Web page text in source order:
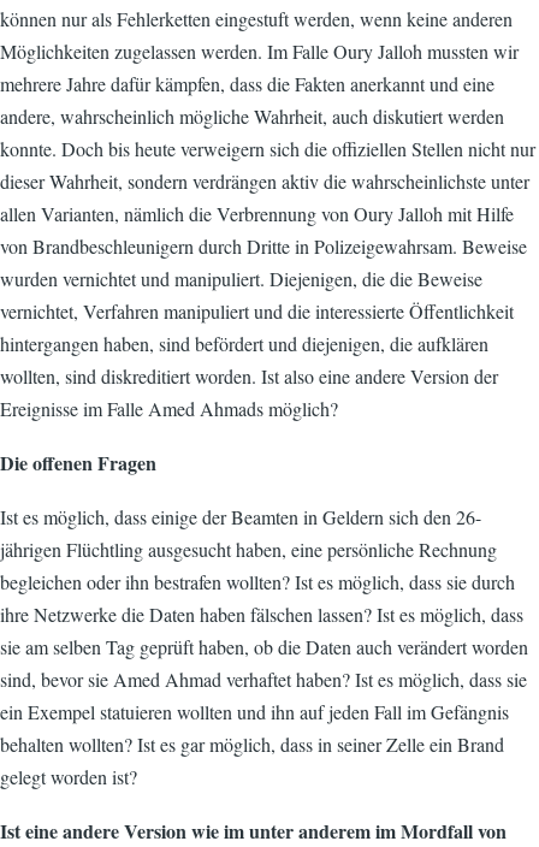
können nur als Fehlerketten eingestuft werden, wenn keine anderen
Möglichkeiten zugelassen werden. Im Falle Oury Jalloh mussten wir
mehrere Jahre dafür kämpfen, dass die Fakten anerkannt und eine
andere, wahrscheinlich mögliche Wahrheit, auch diskutiert werden
konnte. Doch bis heute verweigern sich die offiziellen Stellen nicht nur
dieser Wahrheit, sondern verdrängen aktiv die wahrscheinlichste unter
allen Varianten, nämlich die Verbrennung von Oury Jalloh mit Hilfe
von Brandbeschleunigern durch Dritte in Polizeigewahrsam. Beweise
wurden vernichtet und manipuliert. Diejenigen, die die Beweise
vernichtet, Verfahren manipuliert und die interessierte Öffentlichkeit
hintergangen haben, sind befördert und diejenigen, die aufklären
wollten, sind diskreditiert worden. Ist also eine andere Version der
Ereignisse im Falle Amed Ahmads möglich?
Die offenen Fragen
Ist es möglich, dass einige der Beamten in Geldern sich den 26-
jährigen Flüchtling ausgesucht haben, eine persönliche Rechnung
begleichen oder ihn bestrafen wollten? Ist es möglich, dass sie durch
ihre Netzwerke die Daten haben fälschen lassen? Ist es möglich, dass
sie am selben Tag geprüft haben, ob die Daten auch verändert worden
sind, bevor sie Amed Ahmad verhaftet haben? Ist es möglich, dass sie
ein Exempel statuieren wollten und ihn auf jeden Fall im Gefängnis
behalten wollten? Ist es gar möglich, dass in seiner Zelle ein Brand
gelegt worden ist?
Ist eine andere Version wie im unter anderem im Mordfall von